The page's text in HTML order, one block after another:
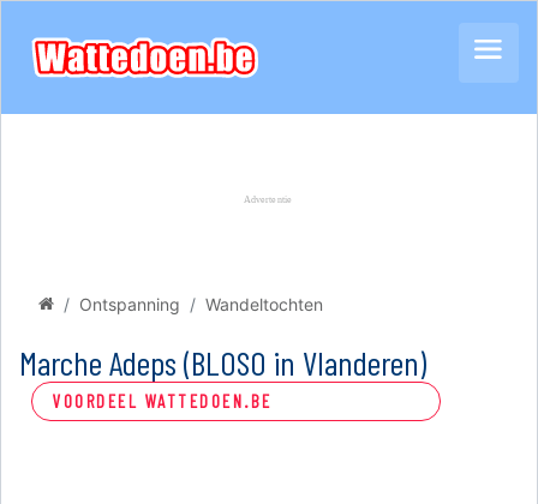
Ontspanning Wandeltochten
Marche Adeps (BLOSO in Vlanderen)
VOORDEEL WATTEDOEN.BE